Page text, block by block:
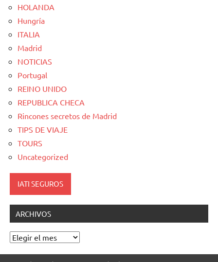
HOLANDA
Hungría
ITALIA
Madrid
NOTICIAS
Portugal
REINO UNIDO
REPUBLICA CHECA
Rincones secretos de Madrid
TIPS DE VIAJE
TOURS
Uncategorized
IATI SEGUROS
ARCHIVOS
Archivos